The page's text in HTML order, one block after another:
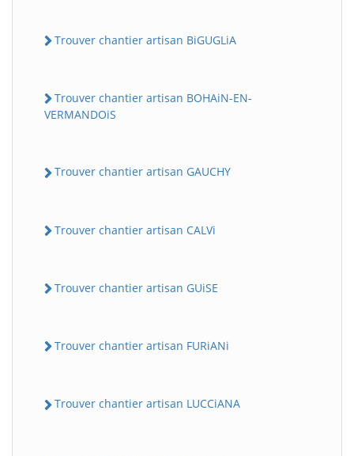
Trouver chantier artisan BiGUGLiA
Trouver chantier artisan BOHAiN-EN-
VERMANDOiS
Trouver chantier artisan GAUCHY
Trouver chantier artisan CALVi
Trouver chantier artisan GUiSE
Trouver chantier artisan FURiANi
Trouver chantier artisan LUCCiANA